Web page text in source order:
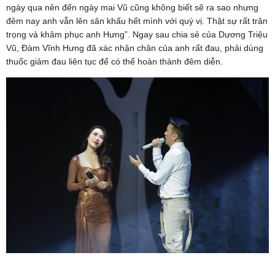
ngày qua nên đến ngày mai Vũ cũng không biết sẽ ra sao nhưng
đêm nay anh vẫn lên sân khấu hết mình với quý vị. Thật sự rất trân
trọng và khâm phục anh Hưng”. Ngay sau chia sẻ của Dương Triệu
Vũ, Đàm Vĩnh Hưng đã xác nhận chân của anh rất đau, phải dùng
thuốc giảm đau liên tục để có thể hoàn thành đêm diễn.